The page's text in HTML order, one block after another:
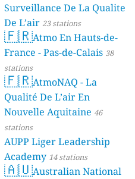
Surveillance De La Qualite
De L’air 23 stations
🇫🇷Atmo En Hauts-de-
France - Pas-de-Calais 38
stations
🇫🇷AtmoNAQ - La
Qualité De L’air En
Nouvelle Aquitaine 46
stations
AUPP Liger Leadership
Academy 14 stations
🇦🇺Australian National